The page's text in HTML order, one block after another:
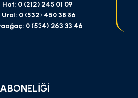
Hat: 0 (212) 245 01 09
Ural: 0 (532) 450 38 86
0 (534) 263 33 46